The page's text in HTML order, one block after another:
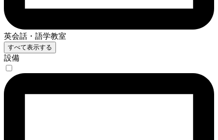
英会話・語学教室
すべて表示する
設備